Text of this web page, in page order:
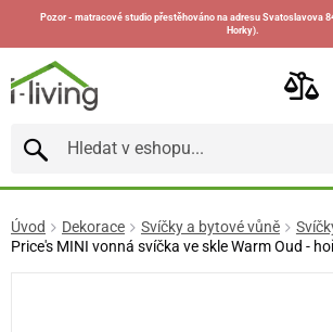
Pozor - matracové studio přestěhováno na adresu Svatoslavova
Horky).
Úvod Dekorace Svíčky a bytové vůně
Price's MINI vonná svíčka ve skle Warm Oud -